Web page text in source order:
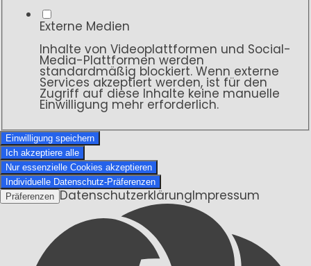
Externe Medien
Inhalte von Videoplattformen und Social-
Media-Plattformen werden
standardmäßig blockiert. Wenn externe
Services akzeptiert werden, ist für den
Zugriff auf diese Inhalte keine manuelle
Einwilligung mehr erforderlich.
Einwilligung speichern
Ich akzeptiere alle
Nur essenzielle Cookies akzeptieren
Individuelle Datenschutz-Präferenzen
Präferenzen DatenschutzerklärungImpressum